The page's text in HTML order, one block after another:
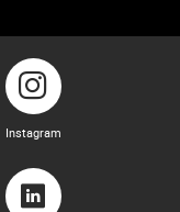
Instagram